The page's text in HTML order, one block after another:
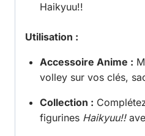
Haikyuu!!
Utilisation :
Accessoire Anime :
volley sur vos clés,
Collection :
figurines Haikyuu!!